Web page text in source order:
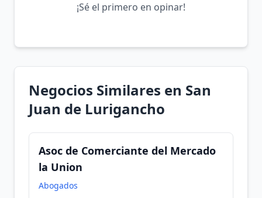
¡Sé el primero en opinar!
Negocios Similares en San
Juan de Lurigancho
Asoc de Comerciante del Mercado
la Union
Abogados